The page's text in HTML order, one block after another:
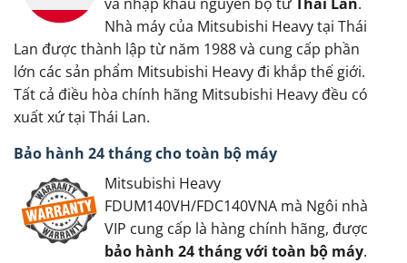
Nhà máy của Mitsubishi Heavy tại Thái
Lan được thành lập từ năm 1988 và cung cấp phần
lớn các sản phẩm Mitsubishi Heavy đi khắp thế giới.
Tất cả điều hòa chính hãng Mitsubishi Heavy đều có
xuất xứ tại Thái Lan.
Bảo hành 24 tháng cho toàn bộ máy
Mitsubishi Heavy
FDUM140VH/FDC140VNA mà Ngôi nhà
VIP cung cấp là hàng chính hãng, được
bảo hành 24 tháng với toàn bộ máy.